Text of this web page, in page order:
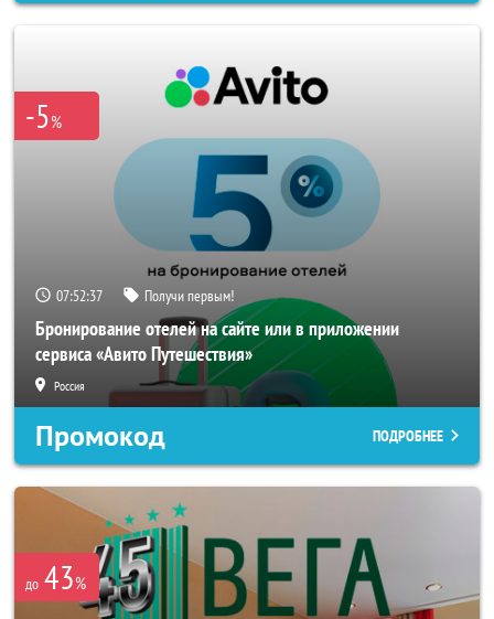
-5%
07:52:37 Получи первым!
Бронирование отелей на сайте или в приложении
сервиса «Авито Путешествия»
Россия
Промокод ПОДРОБНЕЕ
до 43%